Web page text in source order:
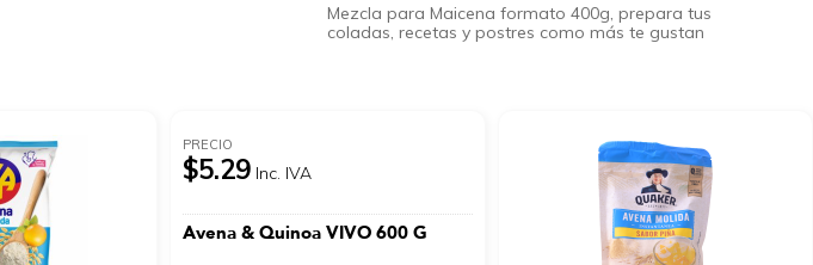
Mezcla para Maicena formato 400g, prepara tus
coladas, recetas y postres como más te gustan
PRECIO
$5.29 Inc. IVA
Avena & Quinoa VIVO 600 G